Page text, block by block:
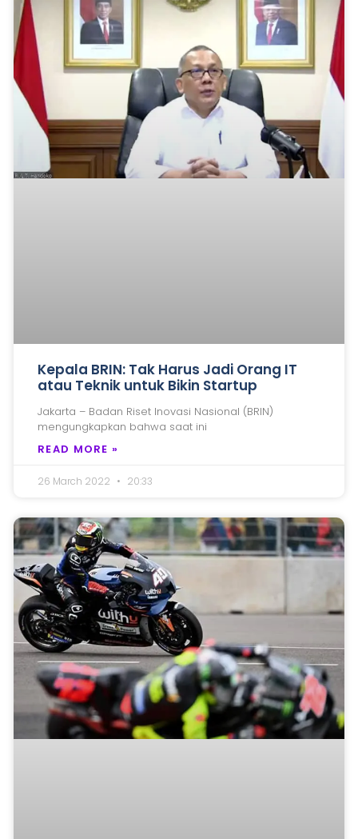
Kepala BRIN: Tak Harus Jadi Orang IT
atau Teknik untuk Bikin Startup
Jakarta – Badan Riset Inovasi Nasional (BRIN)
mengungkapkan bahwa saat ini
READ MORE »
26 March 2022 20:33